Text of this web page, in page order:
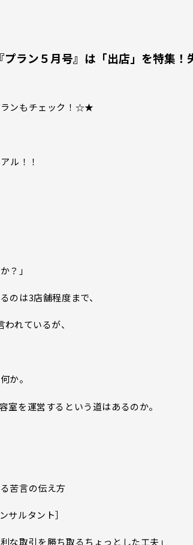
ラン５月号』は「出店」を特集！
ンもチェック！☆★
ル！！
？」
のは3店舗程度まで、
れているが、
か。
室を運営するという道はあるのか。
苦言の伝え方
サルタント］
取引を勝ち取るちょっとした工夫」